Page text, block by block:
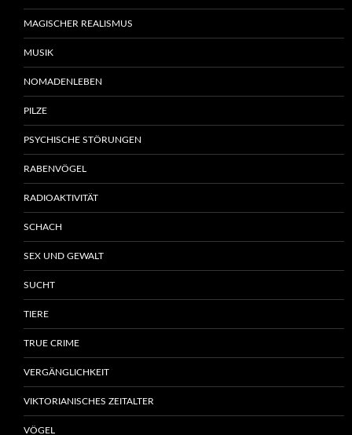
MAGISCHER REALISMUS
MUSIK
NOMADENLEBEN
PILZE
PSYCHISCHE STÖRUNGEN
RABENVÖGEL
RADIOAKTIVITÄT
SCHACH
SEX UND GEWALT
SUCHT
TIERE
TRUE CRIME
VERGÄNGLICHKEIT
VIKTORIANISCHES ZEITALTER
VÖGEL